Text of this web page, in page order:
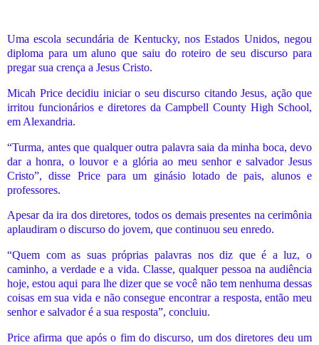
Uma escola secundária de Kentucky, nos Estados Unidos, negou
diploma para um aluno que saiu do roteiro de seu discurso para
pregar sua crença a Jesus Cristo.
Micah Price decidiu iniciar o seu discurso citando Jesus, ação que
irritou funcionários e diretores da Campbell County High School,
em Alexandria.
“Turma, antes que qualquer outra palavra saia da minha boca, devo
dar a honra, o louvor e a glória ao meu senhor e salvador Jesus
Cristo”, disse Price para um ginásio lotado de pais, alunos e
professores.
Apesar da ira dos diretores, todos os demais presentes na cerimônia
aplaudiram o discurso do jovem, que continuou seu enredo.
“Quem com as suas próprias palavras nos diz que é a luz, o
caminho, a verdade e a vida. Classe, qualquer pessoa na audiência
hoje, estou aqui para lhe dizer que se você não tem nenhuma dessas
coisas em sua vida e não consegue encontrar a resposta, então meu
senhor e salvador é a sua resposta”, concluiu.
Price afirma que após o fim do discurso, um dos diretores deu um